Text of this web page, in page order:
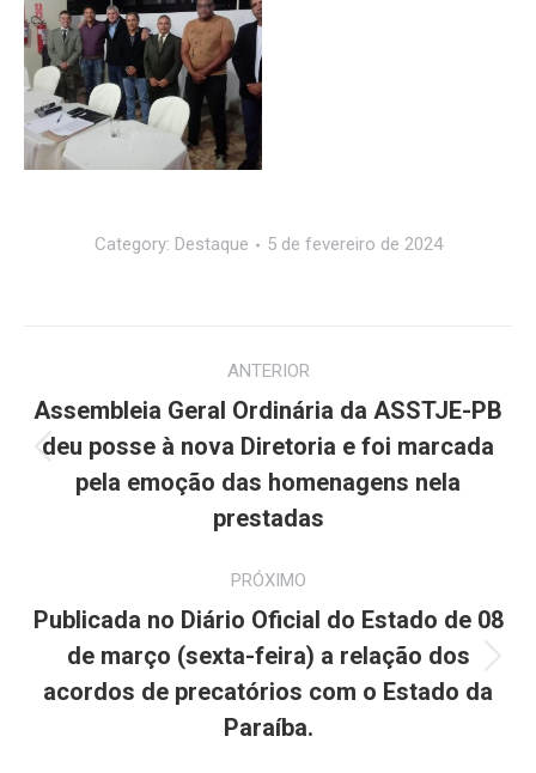
Category: Destaque 5 de fevereiro de 2024
de
post:
ANTERIOR
Post
anterior:
Assembleia Geral Ordinária da ASSTJE-PB
deu posse à nova Diretoria e foi marcada
pela emoção das homenagens nela
prestadas
PRÓXIMO
Próximo
post:
Publicada no Diário Oficial do Estado de 08
de março (sexta-feira) a relação dos
acordos de precatórios com o Estado da
Paraíba.